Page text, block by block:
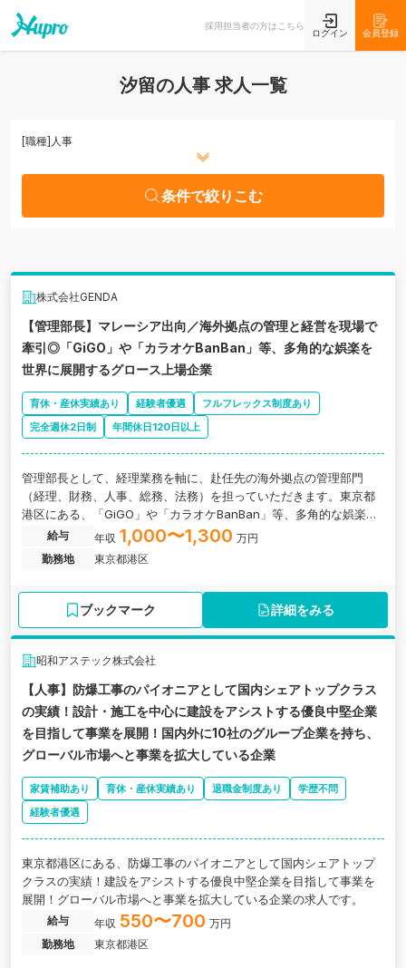
採用担当者の方はこちら
ログイン 会員登録
汐留の人事 求人一覧
[職種] 人事
条件で絞りこむ
株式会社GENDA
【管理部長】マレーシア出向／海外拠点の管理と経営を現場で
牽引◎「GiGO」や「カラオケBanBan」等、多角的な娯楽を
世界に展開するグロース上場企業
育休・産休実績あり 経験者優遇
フルフレックス制度あり
完全週休2日制
年間休日120日以上
管理部長として、経理業務を軸に、赴任先の海外拠点の管理部門
（経理、財務、人事、総務、法務）を担っていただきます。東京都
港区にある、「GiGO」や「カラオケBanBan」等、多角的な娯楽を
世界に展開するグロース上場企業の求人です。
給与 年収 1,000〜1,300 万円
勤務地
東京都港区
ブックマーク 詳細をみる
昭和アステック株式会社
【人事】防爆工事のパイオニアとして国内シェアトップクラス
の実績 ！設計・施工を中心に建設をアシストする優良中堅企業
を目指して事業を展開！国内外に10社のグループ企業を持ち、
グローバル市場へと事業を拡大している企業
家賃補助あり 育休・産休実績あり 退職金制度あり
学歴不問
経験者優遇
東京都港区にある、防爆工事のパイオニアとして国内シェアトップ
クラスの実績 ！建設をアシストする優良中堅企業を目指して事業を
展開！グローバル市場へと事業を拡大している企業の求人です。
給与 年収 550〜700 万円
勤務地
東京都港区